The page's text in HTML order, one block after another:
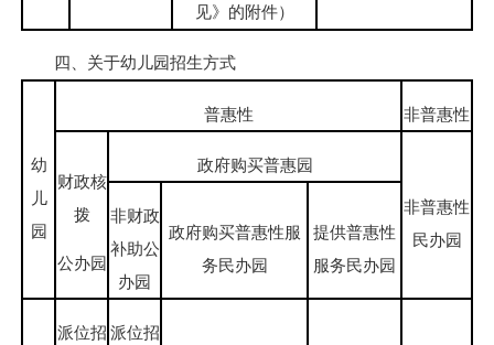
见》的附件）
四、关于幼儿园招生方式
幼
儿
园
普惠性 非普惠性
财政核
拨
公办园
政府购买普惠园
非普惠性
民办园
非财政
补助公
办园
政府购买普惠性服
务民办园
提供普惠性
服务民办园
派位招 派位招